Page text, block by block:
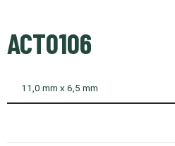
ACT0106
11,0 mm x 6,5 mm